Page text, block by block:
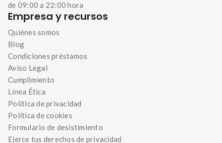
de 09:00 a 22:00 hora
Empresa y recursos
Quiénes somos
Blog
Condiciones préstamos
Aviso Legal
Cumplimiento
Línea Ética
Política de privacidad
Política de cookies
Formulario de desistimiento
Ejerce tus derechos de privacidad